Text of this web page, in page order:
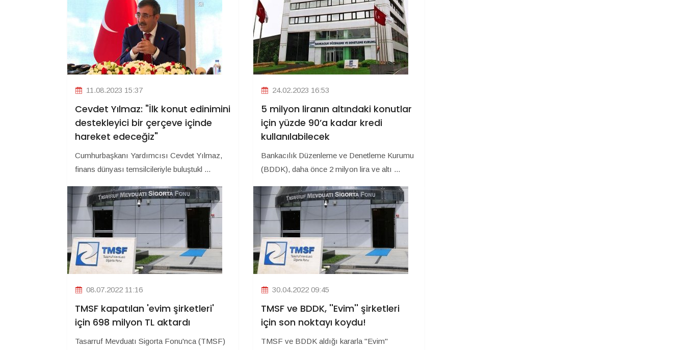
11.08.2023 15:37
Cevdet Yılmaz: "İlk konut edinimini
destekleyici bir çerçeve içinde
hareket edeceğiz"
Cumhurbaşkanı Yardımcısı Cevdet Yılmaz,
finans dünyası temsilcileriyle buluştukl ...
24.02.2023 16:53
5 milyon liranın altındaki konutlar
için yüzde 90’a kadar kredi
kullanılabilecek
Bankacılık Düzenleme ve Denetleme Kurumu
(BDDK), daha önce 2 milyon lira ve altı ...
08.07.2022 11:16
TMSF kapatılan 'evim şirketleri'
için 698 milyon TL aktardı
Tasarruf Mevduatı Sigorta Fonu'nca (TMSF)
30.04.2022 09:45
TMSF ve BDDK, ''Evim'' şirketleri
için son noktayı koydu!
TMSF ve BDDK aldığı kararla ''Evim''